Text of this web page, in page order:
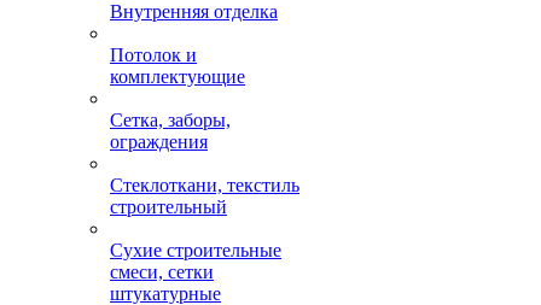
Внутренняя отделка
Потолок и
комплектующие
Сетка, заборы,
ограждения
Стеклоткани, текстиль
строительный
Сухие строительные
смеси, сетки
штукатурные